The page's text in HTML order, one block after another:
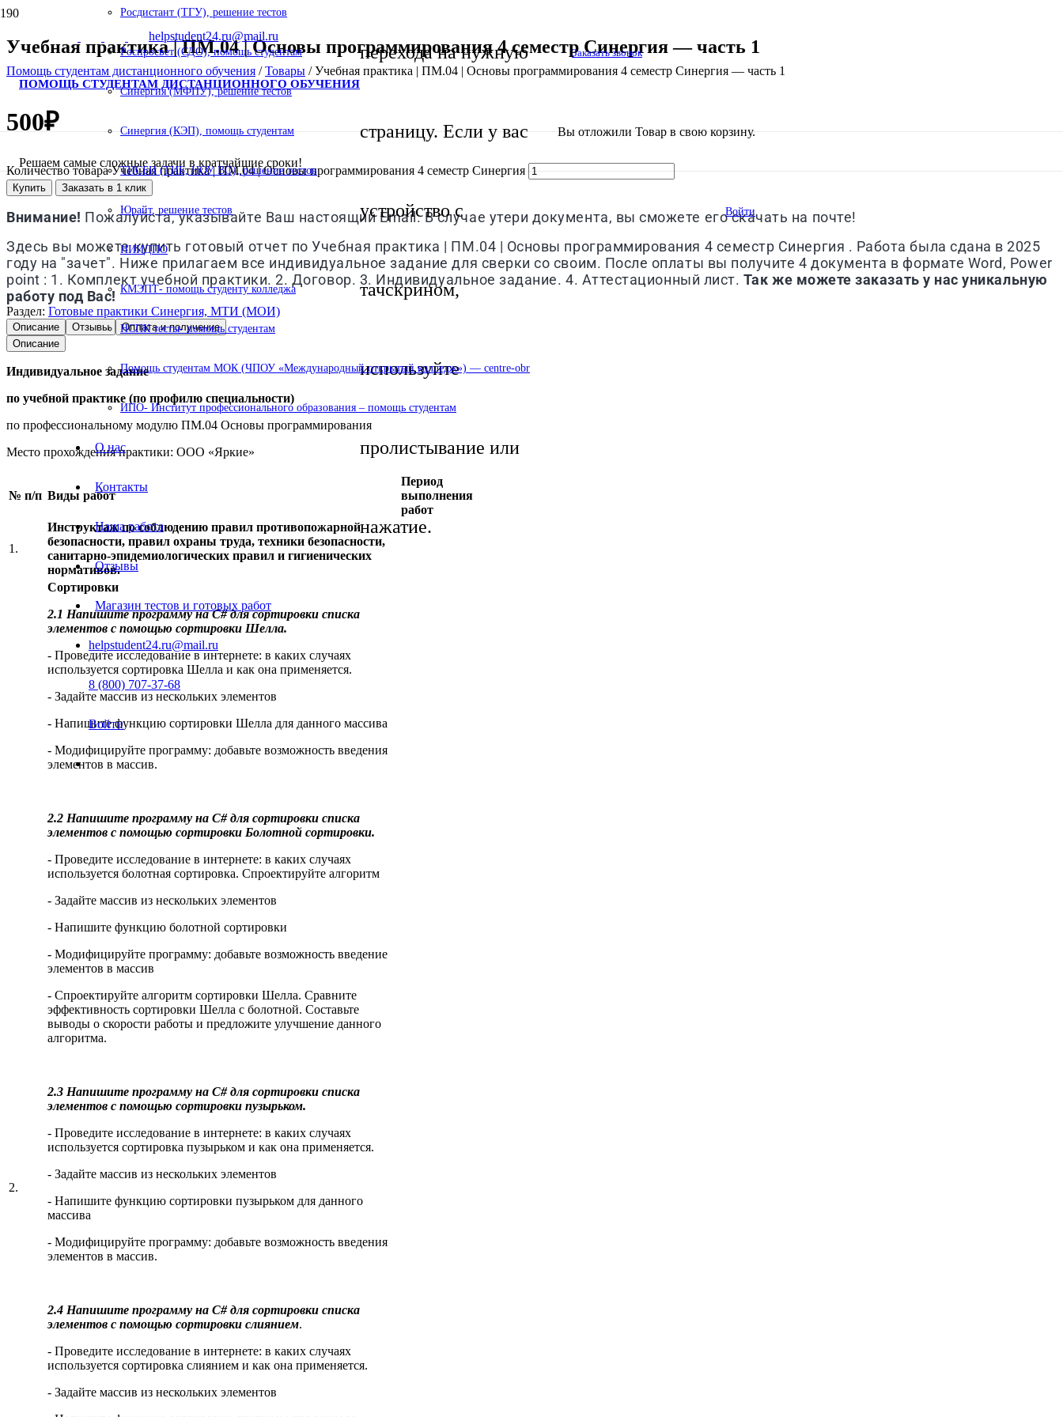
helpstudent24.ru@mail.ru
ПОМОЩЬ СТУДЕНТАМ ДИСТАНЦИОННОГО ОБУЧЕНИЯ
Решаем самые сложные задачи в кратчайшие сроки!
перехода на нужную
страницу. Если у вас
устройство с
тачскрином,
используйте
пролистывание или
нажатие.
Заказать звонок
Вы отложили Товар в свою корзину.
Войти
Росдистант (ТГУ), решение тестов
Роспросвет (СДО), помощь студентам
Синергия (МФПУ), решение тестов
Синергия (КЭП), помощь студентам
ТИСБИ (ТИБ, НОУ ВО), решение тестов
Юрайт, решение тестов
НИИДПО
КМЭПТ- помощь студенту колледжа
НСПК тесты- помощь студентам
Помощь студентам МОК (ЧПОУ «Международный открытый колледж») — centre-obr
ИПО- Институт профессионального образования – помощь студентам
О нас
Контакты
Наша работа
Отзывы
Магазин тестов и готовых работ
helpstudent24.ru@mail.ru
8 (800) 707-37-68
Войти
Учебная практика | ПМ.04 | Основы программирования 4 семестр Синергия — часть 1
Помощь студентам дистанционного обучения /Товары /Учебная практика | ПМ.04 | Основы программирования 4 семестр Синергия — часть 1
500₽
Количество товара Учебная практика | ПМ.04 | Основы программирования 4 семестр Синергия
Купить Заказать в 1 клик
Внимание! Пожалуйста, указывайте Ваш настоящий Email. В случае утери документа, вы сможете его скачать на почте!
Здесь вы можете купить готовый отчет по Учебная практика | ПМ.04 | Основы программирования 4 семестр Синергия . Работа была сдана в 2025
году на "зачет". Ниже прилагаем все индивидуальное задание для сверки со своим. После оплаты вы получите 4 документа в формате Word, Power
point : 1. Комплект учебной практики. 2. Договор. 3. Индивидуальное задание. 4. Аттестационный лист. Так же можете заказать у нас уникальную
работу под Вас!
Раздел: Готовые практики Синергия, МТИ (МОИ)
Описание Отзывы
Оплата и получение
Описание
Индивидуальное задание
по учебной практике (по профилю специальности)
по профессиональному модулю ПМ.04 Основы программирования
Место прохождения практики: ООО «Яркие»
№ п/п Виды работ
Период
выполнения
работ
1.
Инструктаж по соблюдению правил противопожарной
безопасности, правил охраны труда, техники безопасности,
санитарно-эпидемиологических правил и гигиенических
нормативов.
2.
Сортировки
2.1 Напишите программу на C# для сортировки списка
элементов с помощью сортировки Шелла.
- Проведите исследование в интернете: в каких случаях
используется сортировка Шелла и как она применяется.
- Задайте массив из нескольких элементов
- Напишите функцию сортировки Шелла для данного массива
- Модифицируйте программу: добавьте возможность введения
элементов в массив.
2.2 Напишите программу на C# для сортировки списка
элементов с помощью сортировки Болотной сортировки.
- Проведите исследование в интернете: в каких случаях
используется болотная сортировка. Спроектируйте алгоритм
- Задайте массив из нескольких элементов
- Напишите функцию болотной сортировки
- Модифицируйте программу: добавьте возможность введение
элементов в массив
- Спроектируйте алгоритм сортировки Шелла. Сравните
эффективность сортировки Шелла с болотной. Составьте
выводы о скорости работы и предложите улучшение данного
алгоритма.
2.3 Напишите программу на C# для сортировки списка
элементов с помощью сортировки пузырьком.
- Проведите исследование в интернете: в каких случаях
используется сортировка пузырьком и как она применяется.
- Задайте массив из нескольких элементов
- Напишите функцию сортировки пузырьком для данного
массива
- Модифицируйте программу: добавьте возможность введения
элементов в массив.
2.4 Напишите программу на C# для сортировки списка
элементов с помощью сортировки слиянием.
- Проведите исследование в интернете: в каких случаях
используется сортировка слиянием и как она применяется.
- Задайте массив из нескольких элементов